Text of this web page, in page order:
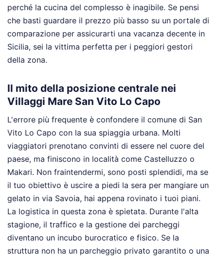
perché la cucina del complesso è inagibile. Se pensi
che basti guardare il prezzo più basso su un portale di
comparazione per assicurarti una vacanza decente in
Sicilia, sei la vittima perfetta per i peggiori gestori
della zona.
Il mito della posizione centrale nei
Villaggi Mare San Vito Lo Capo
L'errore più frequente è confondere il comune di San
Vito Lo Capo con la sua spiaggia urbana. Molti
viaggiatori prenotano convinti di essere nel cuore del
paese, ma finiscono in località come Castelluzzo o
Makari. Non fraintendermi, sono posti splendidi, ma se
il tuo obiettivo è uscire a piedi la sera per mangiare un
gelato in via Savoia, hai appena rovinato i tuoi piani.
La logistica in questa zona è spietata. Durante l'alta
stagione, il traffico e la gestione dei parcheggi
diventano un incubo burocratico e fisico. Se la
struttura non ha un parcheggio privato garantito o una